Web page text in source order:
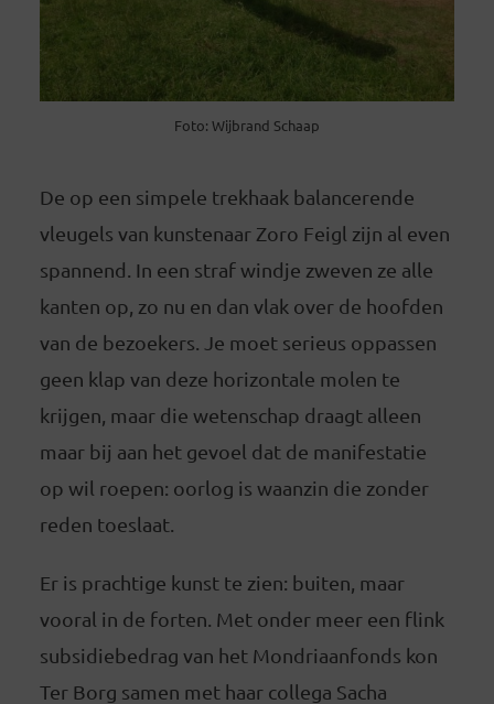
Foto: Wijbrand Schaap
De op een simpele trekhaak balancerende
vleugels van kunstenaar Zoro Feigl zijn al even
spannend. In een straf windje zweven ze alle
kanten op, zo nu en dan vlak over de hoofden
van de bezoekers. Je moet serieus oppassen
geen klap van deze horizontale molen te
krijgen, maar die wetenschap draagt alleen
maar bij aan het gevoel dat de manifestatie
op wil roepen: oorlog is waanzin die zonder
reden toeslaat.
Er is prachtige kunst te zien: buiten, maar
vooral in de forten. Met onder meer een flink
subsidiebedrag van het Mondriaanfonds kon
Ter Borg samen met haar collega Sacha